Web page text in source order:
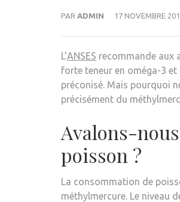
PAR ADMIN 17 NOVEMBRE
L’ANSES recommande aux
forte teneur en oméga-3
préconisé. Mais pourquoi
précisément du
Avalons-
poisson ?
La consommation de
méthylmercure. Le niveau